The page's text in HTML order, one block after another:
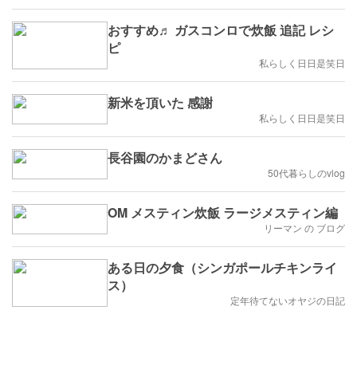
選（55）
おすすめ♬ ガスコンロで炊飯 追記 レシ
ピ
私らしく日日是笑日
新米を頂いた 感謝
私らしく日日是笑日
長谷園のかまどさん
50代暮らしのvlog
OM メスティン炊飯 ラージメスティン編
リーマン の ブログ
ある日の夕食（シンガポールチキンライ
ス）
定年待てないオヤジの日記